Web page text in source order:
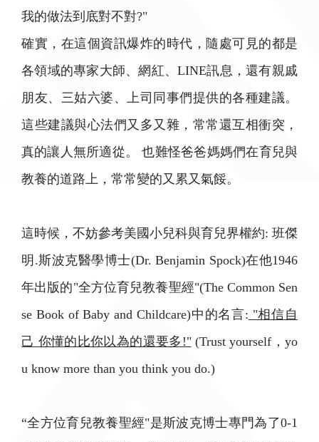
我的做法到底對不對?"
確實，在這個資訊爆炸的時代，隨處可見的都是
各領域的專家大師、網紅、LINE訊息，還有親戚
朋友、三姑六婆、上司同事們提供的各種建議。
這些建議與心法們又多又雜，常常還互相衝突，
真的讓人無所適從。 也難怪爸爸媽媽們在育兒與
教養的道路上，常常變的又累又氣餒。
這時候，不妨參考美國小兒科與育兒界權約: 班傑
明.斯波克醫學博士(Dr. Benjamin Spock)在他1946
年出版的"全方位育兒教養聖經"(The Common Sen
se Book of Baby and Childcare)中的名言: "相信自
己 你懂的比你以為的還要多!"(Trust yourself，yo
u know more than you think you do.)
“全方位育兒教養聖經"是斯波克博士專門為了0-1